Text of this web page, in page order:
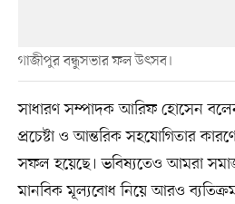
গাজীপুর বন্ধুসভার ফল উৎসব।
সাধারণ সম্পাদক আরিফ হোসেন
প্রচেষ্টা ও আন্তরিক সহযোগিতার
সফল হয়েছে। ভবিষ্যতেও আমরা
মানবিক মূল্যবোধ নিয়ে আরও